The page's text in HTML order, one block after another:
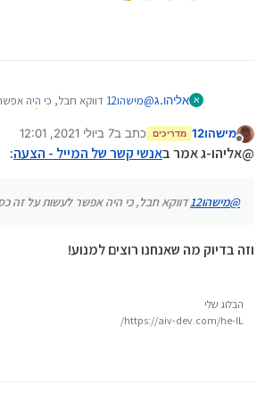
(סתם... אחת ספציפית) יש את
א אליהו.ג@מישהו12
דווקא חבל, כי היה
מנותק
מישהו12 מדריכים כתב ב7 ביולי 2021, 12:01
נערך לאחרונה על ידי
@אליהו-ג אמר באנשי קשר של המייל - הצעה:
@מישהו12 דווקא חבל, כי היה אפשר לעשות על זה
וזה בדיוק מה שאנחנו רוצים למנוע!
הבלוג שלי
https://aiv-dev.com/he-IL/